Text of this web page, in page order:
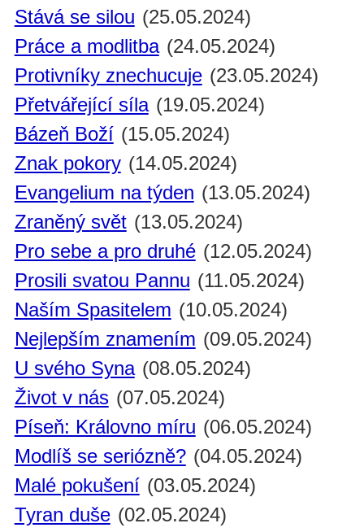
Stává se silou (25.05.2024)
Práce a modlitba (24.05.2024)
Protivníky znechucuje (23.05.2024)
Přetvářející síla (19.05.2024)
Bázeň Boží (15.05.2024)
Znak pokory (14.05.2024)
Evangelium na týden (13.05.2024)
Zraněný svět (13.05.2024)
Pro sebe a pro druhé (12.05.2024)
Prosili svatou Pannu (11.05.2024)
Naším Spasitelem (10.05.2024)
Nejlepším znamením (09.05.2024)
U svého Syna (08.05.2024)
Život v nás (07.05.2024)
Píseň: Královno míru (06.05.2024)
Modlíš se seriózně? (04.05.2024)
Malé pokušení (03.05.2024)
Tyran duše (02.05.2024)